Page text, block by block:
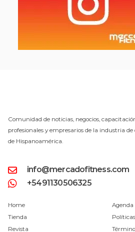
Comunidad de noticias, negocios,
profesionales y empresarios de la industria
de Hispanoamérica.
info@mercadofitness.com
+5491130506325
Home
Tienda
Revista
Agenda